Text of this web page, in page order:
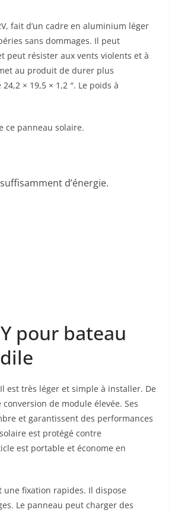
fait d’un cadre en aluminium léger
sans dommages. Il peut
résister aux vents violents et à
au produit de durer plus
× 19,5 × 1,2 ″. Le poids à
ce panneau solaire.
d’énergie.
pour bateau
est très léger et simple à installer. De
de module élevée. Ses
et garantissent des performances
est protégé contre
est portable et économe en
fixation rapides. Il dispose
Le panneau peut charger des